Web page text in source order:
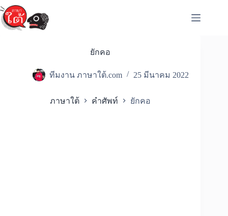
Skip
to
content
ยักคอ
ทีมงาน ภาษาใต้.com 25 มีนาคม 2022
ภาษาใต้ คำศัพท์ ยักคอ